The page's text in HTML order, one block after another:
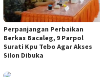
Perpanjangan Perbaikan
Berkas Bacaleg, 9 Parpol
Surati Kpu Tebo Agar Akses
Silon Dibuka